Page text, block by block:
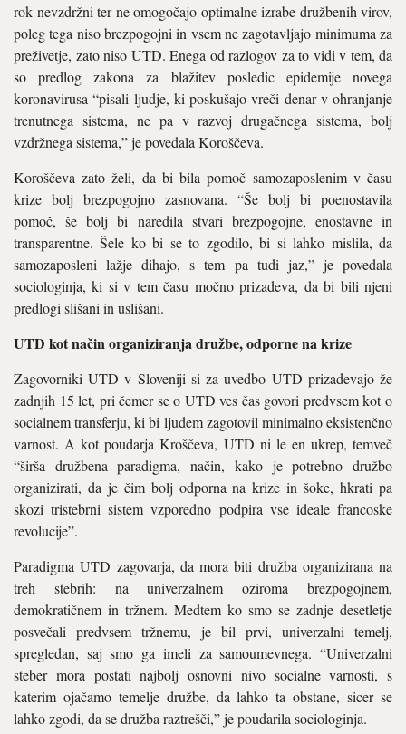
rok nevzdržni ter ne omogočajo optimalne izrabe družbenih virov,
poleg tega niso brezpogojni in vsem ne zagotavljajo minimuma za
preživetje, zato niso UTD. Enega od razlogov za to vidi v tem, da
so predlog zakona za blažitev posledic epidemije novega
koronavirusa “pisali ljudje, ki poskušajo vreči denar v ohranjanje
trenutnega sistema, ne pa v razvoj drugačnega sistema, bolj
vzdržnega sistema,” je povedala Koroščeva.
Koroščeva zato želi, da bi bila pomoč samozaposlenim v času
krize bolj brezpogojno zasnovana. “Še bolj bi poenostavila
pomoč, še bolj bi naredila stvari brezpogojne, enostavne in
transparentne. Šele ko bi se to zgodilo, bi si lahko mislila, da
samozaposleni lažje dihajo, s tem pa tudi jaz,” je povedala
sociologinja, ki si v tem času močno prizadeva, da bi bili njeni
predlogi slišani in uslišani.
UTD kot način organiziranja družbe, odporne na krize
Zagovorniki UTD v Sloveniji si za uvedbo UTD prizadevajo že
zadnjih 15 let, pri čemer se o UTD ves čas govori predvsem kot o
socialnem transferju, ki bi ljudem zagotovil minimalno eksistenčno
varnost. A kot poudarja Kroščeva, UTD ni le en ukrep, temveč
“širša družbena paradigma, način, kako je potrebno družbo
organizirati, da je čim bolj odporna na krize in šoke, hkrati pa
skozi tristebrni sistem vzporedno podpira vse ideale francoske
revolucije”.
Paradigma UTD zagovarja, da mora biti družba organizirana na
treh stebrih: na univerzalnem oziroma brezpogojnem,
demokratičnem in tržnem. Medtem ko smo se zadnje desetletje
posvečali predvsem tržnemu, je bil prvi, univerzalni temelj,
spregledan, saj smo ga imeli za samoumevnega. “Univerzalni
steber mora postati najbolj osnovni nivo socialne varnosti, s
katerim ojačamo temelje družbe, da lahko ta obstane, sicer se
lahko zgodi, da se družba raztrešči,” je poudarila sociologinja.